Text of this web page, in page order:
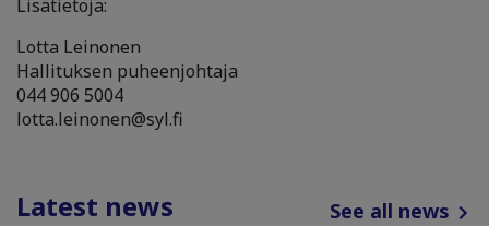
Lisätietoja:
Lotta Leinonen
Hallituksen puheenjohtaja
044 906 5004
lotta.leinonen@syl.fi
Latest news See all news